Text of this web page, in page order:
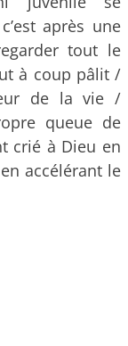
après une
tout le
à coup pâlit /
de la vie /
queue de
crié à Dieu en
accélérant le